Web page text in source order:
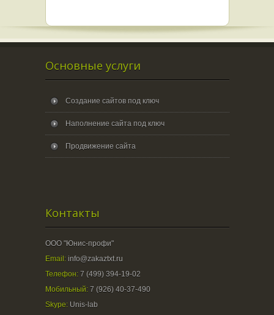
Основные услуги
Создание сайтов под ключ
Наполнение сайта под ключ
Продвижение сайта
Контакты
ООО "Юнис-профи"
Email: info@zakaztxt.ru
Телефон:7 (499) 394-19-02
Мобильный:7 (926) 40-37-490
Skype: Unis-lab